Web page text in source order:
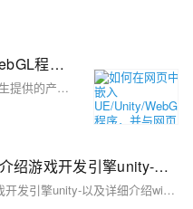
如何在网页中嵌入UE/Unity/WebGL程序，并与网页端通信
LarkXR实时云渲染平台，为UE数字孪生提供的产品化、平台化功能模块，以及必备的二次开发能力。
卓伊凡的第一款独立游戏-详细介绍游戏开发引擎unity-以及详细介绍windows和mac的安装步骤【01】
卓伊凡的第一款独立游戏-详细介绍游戏开发引擎unity-以及详细介绍windows和mac的安装步骤【01】